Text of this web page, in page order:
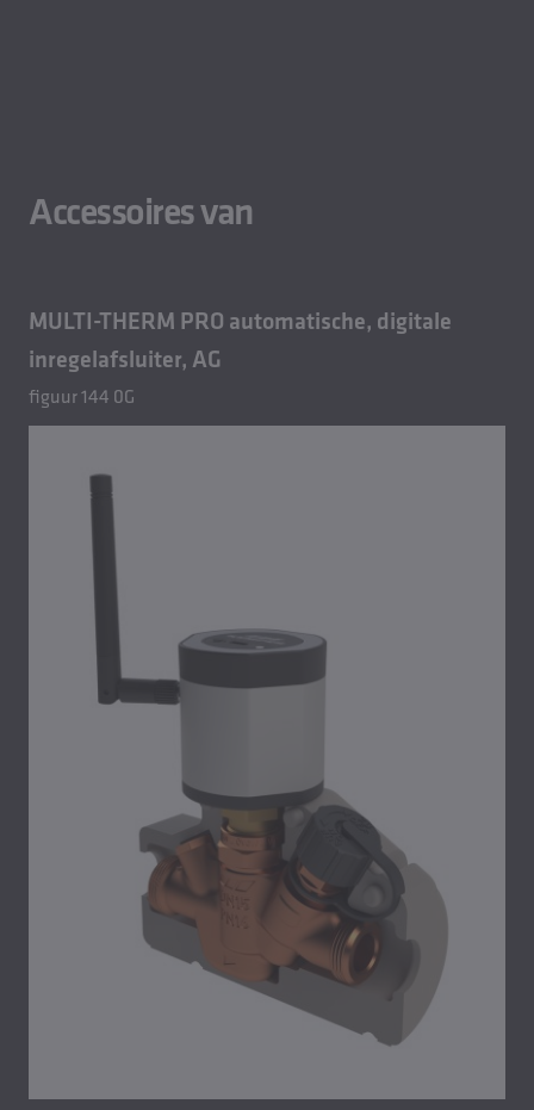
Accessoires van
MULTI-THERM PRO automatische, digitale
inregelafsluiter, AG
figuur 144 0G